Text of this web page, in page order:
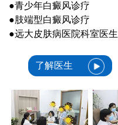
●青少年白癜风诊疗
●肢端型白癜风诊疗
●远大皮肤病医院科室医生
了解医生